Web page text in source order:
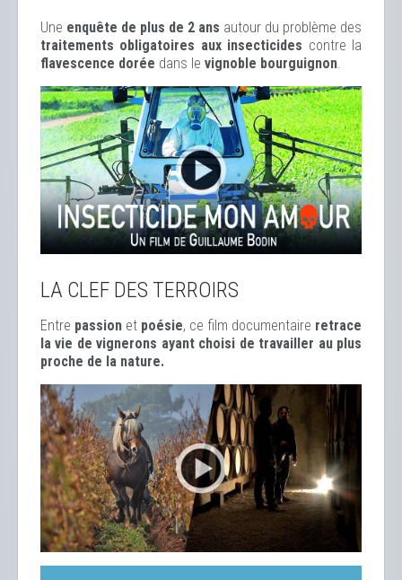
Une enquête de plus de 2 ans autour du problème des
traitements obligatoires aux insecticides contre la
flavescence dorée dans le vignoble bourguignon.
LA CLEF DES TERROIRS
Entre passion et poésie, ce film documentaire retrace
la vie de vignerons ayant choisi de travailler au plus
proche de la nature.